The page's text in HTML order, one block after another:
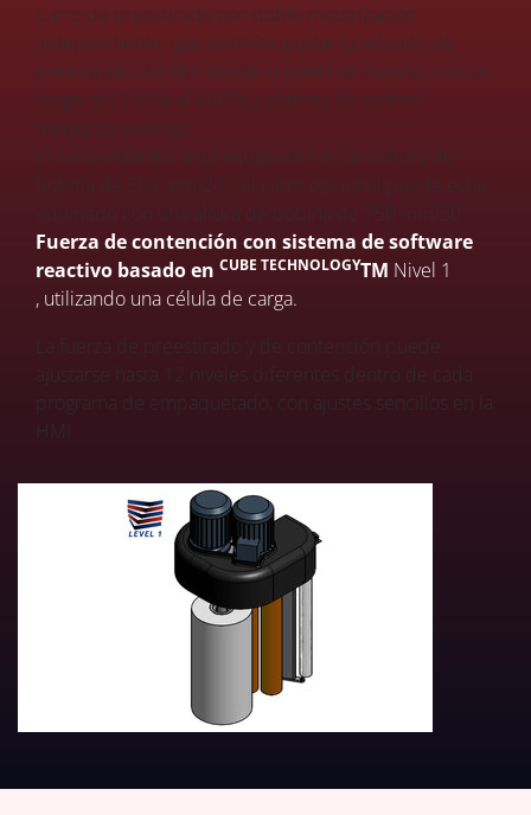
Carro de preestirado con doble motorización
independiente, que permite ajustar la relación de
preestirado del film desde el panel de mando, con un
rango del 150 % al 400 % y sistema de control
mediante inversor.
El carro estándar está equipado con una altura de
bobina de 500 mm/20"; el carro opcional puede estar
equipado con una altura de bobina de 750 mm/30".
Fuerza de contención con sistema de software
reactivo basado en CUBE TECHNOLOGYTM Nivel 1
, utilizando una célula de carga.
ajustarse hasta 12 niveles diferentes dentro de cada
programa de empaquetado, con ajustes sencillos en la
HMI